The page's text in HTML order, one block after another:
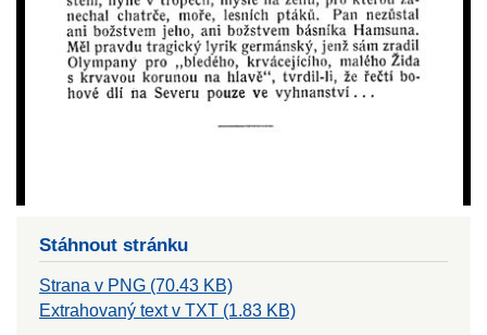
Stáhnout stránku
Strana v PNG (70.43 KB)
Extrahovaný text v TXT (1.83 KB)